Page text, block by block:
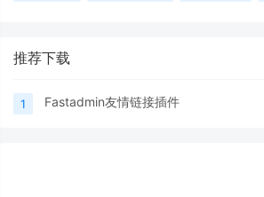
推荐下载
1 Fastadmin友情链接插件